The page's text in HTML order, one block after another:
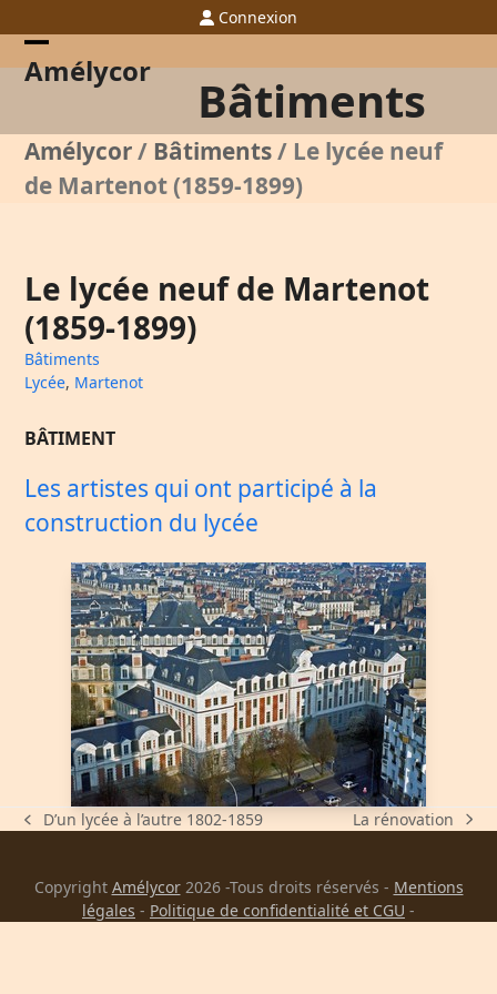
to
content
Connexion
Amélycor
Open
menu
Close
menu
Bâtiments
Amélycor/ Bâtiments/ Le lycée neuf
de Martenot (1859-1899)
Le lycée neuf de Martenot
(1859-1899)
Bâtiments
Lycée, Martenot
BÂTIMENT
Les artistes qui ont participé à la
construction du lycée
previous
D’un lycée à l’autre 1802-1859
next
La rénovation
Copyright Amélycor2026 -Tous droits réservés - Mentions
légales - Politique de confidentialité et CGU -